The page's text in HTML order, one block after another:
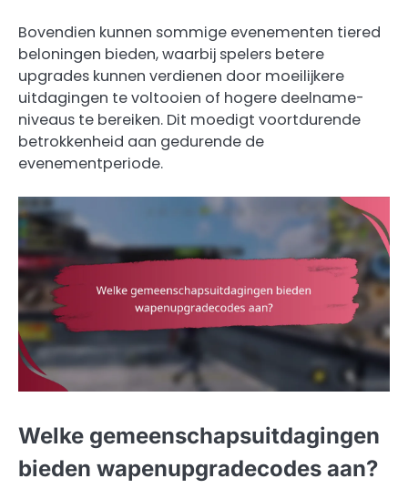
Bovendien kunnen sommige evenementen tiered
beloningen bieden, waarbij spelers betere
upgrades kunnen verdienen door moeilijkere
uitdagingen te voltooien of hogere deelname-
niveaus te bereiken. Dit moedigt voortdurende
betrokkenheid aan gedurende de
evenementperiode.
Welke gemeenschapsuitdagingen
bieden wapenupgradecodes aan?